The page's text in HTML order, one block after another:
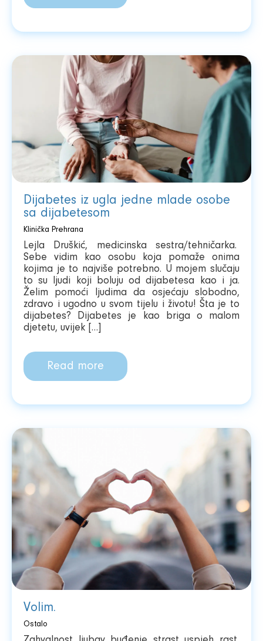
Dijabetes iz ugla jedne mlade osobe
sa dijabetesom
Klinička Prehrana
Lejla Druškić, medicinska sestra/tehničarka.
Sebe vidim kao osobu koja pomaže onima
kojima je to najviše potrebno. U mojem slučaju
to su ljudi koji boluju od dijabetesa kao i ja.
Želim pomoći ljudima da osjećaju slobodno,
zdravo i ugodno u svom tijelu i životu! Šta je to
dijabetes? Dijabetes je kao briga o malom
djetetu, uvijek […]
Read more
Volim.
Ostalo